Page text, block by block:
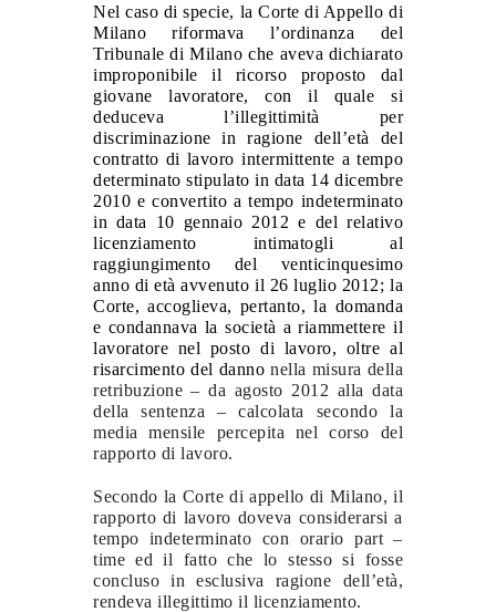
Nel caso di specie, la Corte di Appello di
Milano riformava l’ordinanza del
Tribunale di Milano che aveva dichiarato
improponibile il ricorso proposto dal
giovane lavoratore, con il quale si
deduceva l’illegittimità per
discriminazione in ragione dell’età del
contratto di lavoro intermittente a tempo
determinato stipulato in data 14 dicembre
2010 e convertito a tempo indeterminato
in data 10 gennaio 2012 e del relativo
licenziamento intimatogli al
raggiungimento del venticinquesimo
anno di età avvenuto il 26 luglio 2012; la
Corte, accoglieva, pertanto, la domanda
e condannava la società a riammettere il
lavoratore nel posto di lavoro, oltre al
risarcimento del danno nella misura della
retribuzione – da agosto 2012 alla data
della sentenza – calcolata secondo la
media mensile percepita nel corso del
rapporto di lavoro.
Secondo la Corte di appello di Milano, il
rapporto di lavoro doveva considerarsi a
tempo indeterminato con orario part –
time ed il fatto che lo stesso si fosse
concluso in esclusiva ragione dell’età,
rendeva illegittimo il licenziamento.